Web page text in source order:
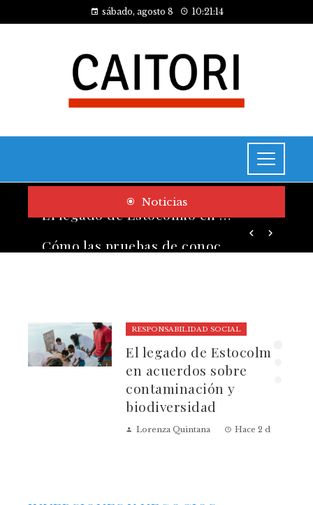
sábado, agosto 8 10:21:15
Noticias
RESPONSABILIDAD SOCIAL
El legado de Estocolmo
en acuerdos sobre
contaminación y
biodiversidad
Lorenza Quintana Hace 2 días